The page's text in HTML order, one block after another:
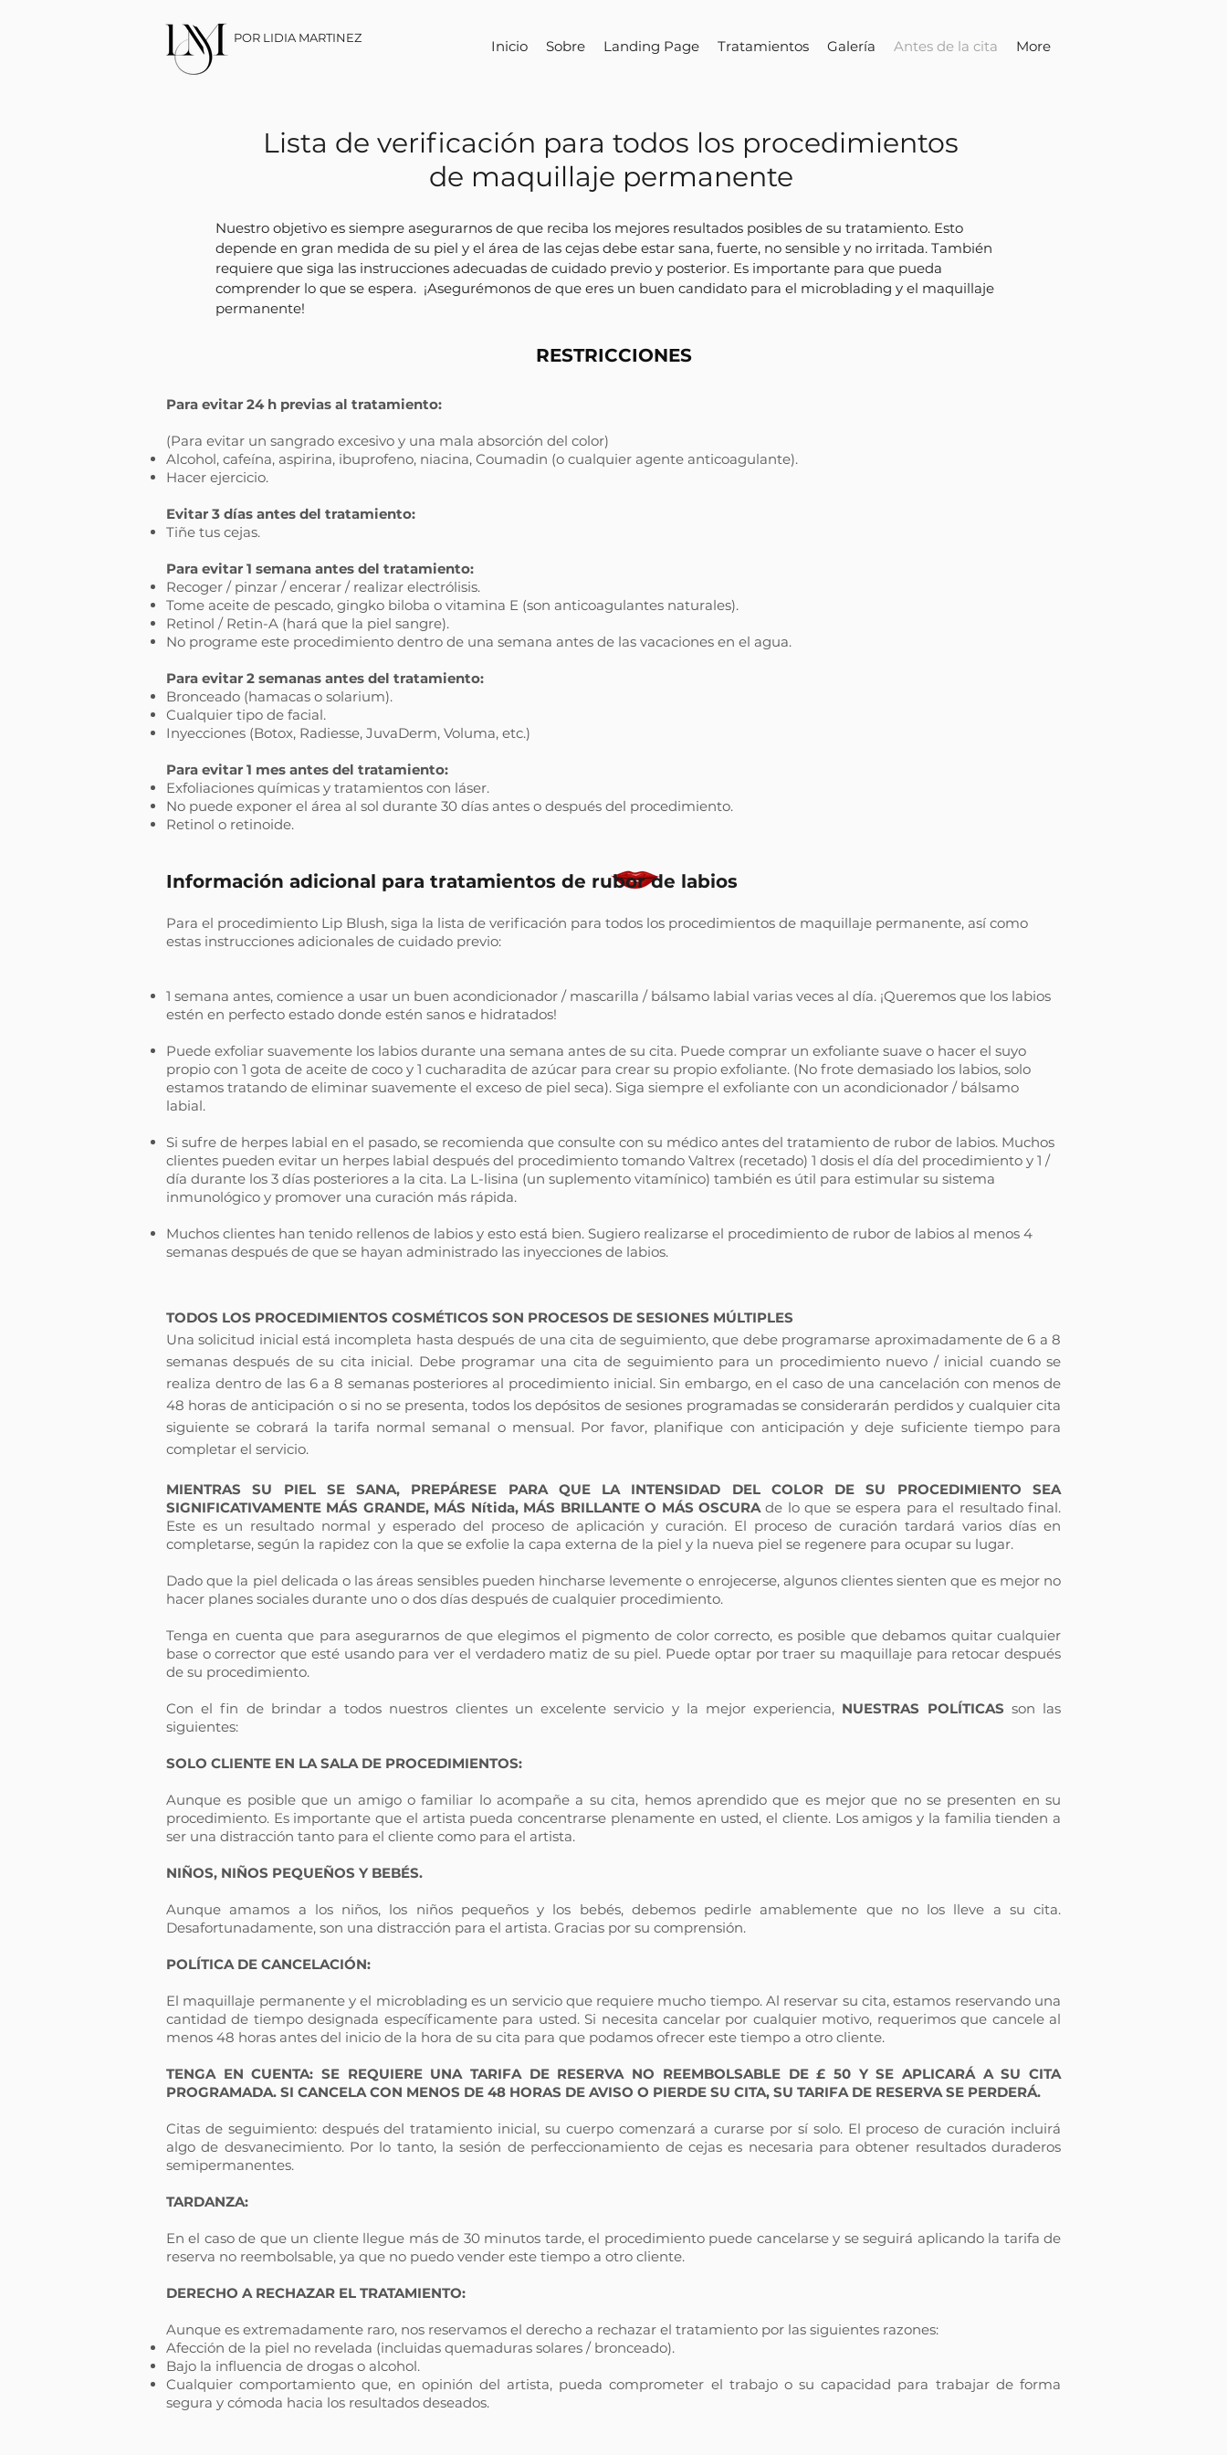
POR LIDIA MARTINEZ Inicio Sobre Landing Page Tratamientos Galería Antes de la cita More
Lista de verificación para todos los procedimientos
de maquillaje permanente
Nuestro objetivo es siempre asegurarnos de que reciba los mejores resultados posibles de su tratamiento. Esto
depende en gran medida de su piel y el área de las cejas debe estar sana, fuerte, no sensible y no irritada. También
requiere que siga las instrucciones adecuadas de cuidado previo y posterior. Es importante para que pueda
comprender lo que se espera. ¡Asegurémonos de que eres un buen candidato para el microblading y el maquillaje
permanente!
RESTRICCIONES
Para evitar 24 h previas al tratamiento:
(Para evitar un sangrado excesivo y una mala absorción del color)
Alcohol, cafeína, aspirina, ibuprofeno, niacina, Coumadin (o cualquier agente anticoagulante).
Hacer ejercicio.
Evitar 3 días antes del tratamiento:
Tiñe tus cejas.
Para evitar 1 semana antes del tratamiento:
Recoger / pinzar / encerar / realizar electrólisis.
Tome aceite de pescado, gingko biloba o vitamina E (son anticoagulantes naturales).
Retinol / Retin-A (hará que la piel sangre).
No programe este procedimiento dentro de una semana antes de las vacaciones en el agua.
Para evitar 2 semanas antes del tratamiento:
Bronceado (hamacas o solarium).
Cualquier tipo de facial.
Inyecciones (Botox, Radiesse, JuvaDerm, Voluma, etc.)
Para evitar 1 mes antes del tratamiento:
Exfoliaciones químicas y tratamientos con láser.
No puede exponer el área al sol durante 30 días antes o después del procedimiento.
Retinol o retinoide.
Información adicional para tratamientos de rubor de labios
Para el procedimiento Lip Blush, siga la lista de verificación para todos los procedimientos de maquillaje permanente, así como
estas instrucciones adicionales de cuidado previo:
1 semana antes, comience a usar un buen acondicionador / mascarilla / bálsamo labial varias veces al día. ¡Queremos que los labios
estén en perfecto estado donde estén sanos e hidratados!
Puede exfoliar suavemente los labios durante una semana antes de su cita. Puede comprar un exfoliante suave o hacer el suyo
propio con 1 gota de aceite de coco y 1 cucharadita de azúcar para crear su propio exfoliante. (No frote demasiado los labios, solo
estamos tratando de eliminar suavemente el exceso de piel seca). Siga siempre el exfoliante con un acondicionador / bálsamo
labial.
Si sufre de herpes labial en el pasado, se recomienda que consulte con su médico antes del tratamiento de rubor de labios. Muchos
clientes pueden evitar un herpes labial después del procedimiento tomando Valtrex (recetado) 1 dosis el día del procedimiento y 1 /
día durante los 3 días posteriores a la cita. La L-lisina (un suplemento vitamínico) también es útil para estimular su sistema
inmunológico y promover una curación más rápida.
Muchos clientes han tenido rellenos de labios y esto está bien. Sugiero realizarse el procedimiento de rubor de labios al menos 4
semanas después de que se hayan administrado las inyecciones de labios.
TODOS LOS PROCEDIMIENTOS COSMÉTICOS SON PROCESOS DE SESIONES MÚLTIPLES
Una solicitud inicial está incompleta hasta después de una cita de seguimiento, que debe programarse aproximadamente de 6 a 8
semanas después de su cita inicial. Debe programar una cita de seguimiento para un procedimiento nuevo / inicial cuando se
realiza dentro de las 6 a 8 semanas posteriores al procedimiento inicial. Sin embargo, en el caso de una cancelación con menos de
48 horas de anticipación o si no se presenta, todos los depósitos de sesiones programadas se considerarán perdidos y cualquier cita
siguiente se cobrará la tarifa normal semanal o mensual. Por favor, planifique con anticipación y deje suficiente tiempo para
completar el servicio.
MIENTRAS SU PIEL SE SANA, PREPÁRESE PARA QUE LA INTENSIDAD DEL COLOR DE SU PROCEDIMIENTO SEA
SIGNIFICATIVAMENTE MÁS GRANDE, MÁS Nítida, MÁS BRILLANTE O MÁS OSCURAde lo que se espera para el resultado final.
Este es un resultado normal y esperado del proceso de aplicación y curación. El proceso de curación tardará varios días en
completarse, según la rapidez con la que se exfolie la capa externa de la piel y la nueva piel se regenere para ocupar su lugar.
Dado que la piel delicada o las áreas sensibles pueden hincharse levemente o enrojecerse, algunos clientes sienten que es mejor no
hacer planes sociales durante uno o dos días después de cualquier procedimiento.
Tenga en cuenta que para asegurarnos de que elegimos el pigmento de color correcto, es posible que debamos quitar cualquier
base o corrector que esté usando para ver el verdadero matiz de su piel. Puede optar por traer su maquillaje para retocar después
de su procedimiento.
Con el fin de brindar a todos nuestros clientes un excelente servicio y la mejor experiencia, NUESTRAS POLÍTICAS son las
siguientes:
SOLO CLIENTE EN LA SALA DE PROCEDIMIENTOS:
Aunque es posible que un amigo o familiar lo acompañe a su cita, hemos aprendido que es mejor que no se presenten en su
procedimiento. Es importante que el artista pueda concentrarse plenamente en usted, el cliente. Los amigos y la familia tienden a
ser una distracción tanto para el cliente como para el artista.
NIÑOS, NIÑOS PEQUEÑOS Y BEBÉS.
Aunque amamos a los niños, los niños pequeños y los bebés, debemos pedirle amablemente que no los lleve a su cita.
Desafortunadamente, son una distracción para el artista. Gracias por su comprensión.
POLÍTICA DE CANCELACIÓN:
El maquillaje permanente y el microblading es un servicio que requiere mucho tiempo. Al reservar su cita, estamos reservando una
cantidad de tiempo designada específicamente para usted. Si necesita cancelar por cualquier motivo, requerimos que cancele al
menos 48 horas antes del inicio de la hora de su cita para que podamos ofrecer este tiempo a otro cliente.
TENGA EN CUENTA: SE REQUIERE UNA TARIFA DE RESERVA NO REEMBOLSABLE DE £ 50 Y SE APLICARÁ A SU CITA
PROGRAMADA. SI CANCELA CON MENOS DE 48 HORAS DE AVISO O PIERDE SU CITA, SU TARIFA DE RESERVA SE PERDERÁ.
Citas de seguimiento: después del tratamiento inicial, su cuerpo comenzará a curarse por sí solo. El proceso de curación incluirá
algo de desvanecimiento. Por lo tanto, la sesión de perfeccionamiento de cejas es necesaria para obtener resultados duraderos
semipermanentes.
TARDANZA:
En el caso de que un cliente llegue más de 30 minutos tarde, el procedimiento puede cancelarse y se seguirá aplicando la tarifa de
reserva no reembolsable, ya que no puedo vender este tiempo a otro cliente.
DERECHO A RECHAZAR EL TRATAMIENTO:
Aunque es extremadamente raro, nos reservamos el derecho a rechazar el tratamiento por las siguientes razones:
Afección de la piel no revelada (incluidas quemaduras solares / bronceado).
Bajo la influencia de drogas o alcohol.
Cualquier comportamiento que, en opinión del artista, pueda comprometer el trabajo o su capacidad para trabajar de forma
segura y cómoda hacia los resultados deseados.